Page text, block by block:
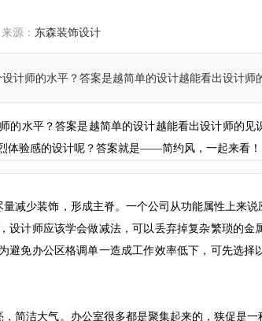
源： 东森装饰设计
计师的水平？答案是越简单的设计越能看出设计师
的水平？答案是越简单的设计越能看出设计师的见
体验感的设计呢？答案就是——简约风，一起来看！
量减少装饰，形成主脊。一个公司从功能属性上来
设计师应该学会做减法，可以丢弃掉复杂繁琐的
避免办公区格调单一造成工作效率低下，可先选
，简洁大气。办公室很多都是聚集起来的，狭促是